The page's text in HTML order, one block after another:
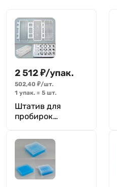
2 512₽/упак.
502,40 ₽/шт.
1 упак. =5 шт.
Штатив для
пробирок
Greetmed